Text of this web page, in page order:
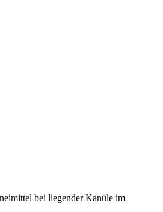
bei liegender Kanüle im